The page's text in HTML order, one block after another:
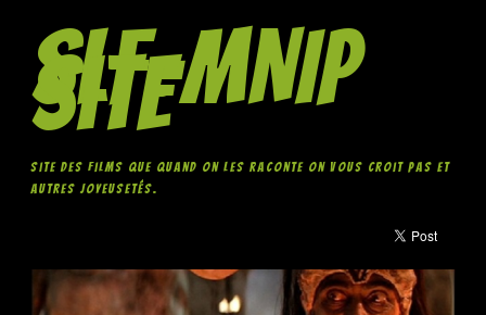
SLF-MNIP
Site
Site des films que quand on les raconte on vous croit pas et
autres joyeusetés.